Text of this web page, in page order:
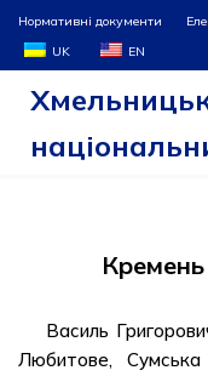
Перейти
до
Нормативні документи
UK
EN
Василь
Любитове,